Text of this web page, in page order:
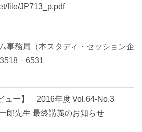
file/JP713_p.pdf
事務局（本スタディ・セッション企
－6531
ュー】 2016年度 Vol.64-No.3
郎先生 最終講義のお知らせ